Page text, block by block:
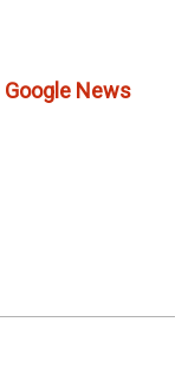
Google News